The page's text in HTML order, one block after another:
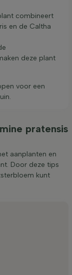
combineert
en de Caltha
deze plant
voor een
pratensis
aanplanten en
Door deze tips
kunt